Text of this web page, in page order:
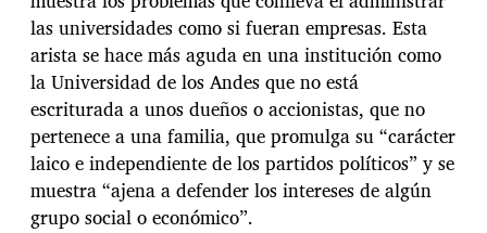
las universidades como si fueran empresas. Esta
arista se hace más aguda en una institución como
la Universidad de los Andes que no está
escriturada a unos dueños o accionistas, que no
pertenece a una familia, que promulga su “carácter
laico e independiente de los partidos políticos” y se
muestra “ajena a defender los intereses de algún
grupo social o económico”.